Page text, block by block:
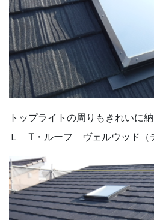
トップライトの周りもきれいに
Ｌ T・ルーフ ヴェルウッド（